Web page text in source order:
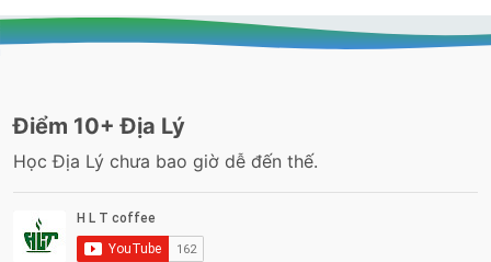
Điểm 10+ Địa Lý
Học Địa Lý chưa bao giờ dễ đến thế.